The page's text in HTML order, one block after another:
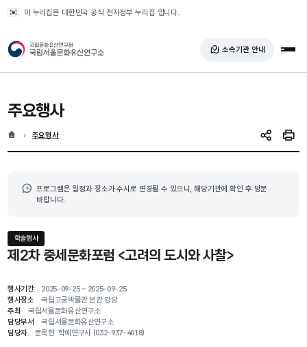
이 누리집은 대한민국 공식 전자정부 누리집 입니다.
국가유산청 국립서울문화유산연구소 소속기관 안내 전
주요행사
홈 현재 위치
주요행사 SNS 공유인쇄
프로그램은 일정과 장소가 수시로 변경될 수 있으니, 해당기관에 확인 후 방문
바랍니다.
학술행사
제2차 중세문화포럼 <고려의 도시와 사찰>
행사기간
2025-09-25 ~ 2025-09-25
행사장소
국립고궁박물관 본관 강당
주최
국립서울문화유산연구소
담당부서
국립서울문화유산연구소
담당자
문옥현 학예연구사 (032-937-4018)